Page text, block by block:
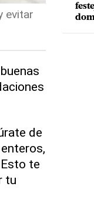
evitar
de
te
tu